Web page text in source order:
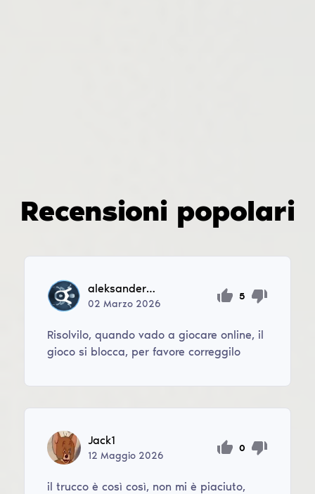
Recensioni popolari
aleksanderkazbierowicz
02Marzo 2026
5
Risolvilo, quando vado a giocare online, il
gioco si blocca, per favore correggilo
Jack1
12Maggio 2026
0
il trucco è così così, non mi è piaciuto,